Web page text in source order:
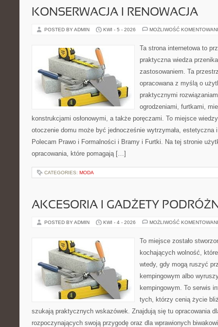
KONSERWACJA I RENOWACJA
POSTED BY ADMIN KWI - 5 - 2026 MOŻLIWOŚĆ
Ta strona internetowa to
praktyczna wiedza
zastosowaniem. Ta
opracowana z myślą o
praktycznymi
ogrodzeniami, furtkami,
konstrukcjami osłonowymi, a także poręczami. To miejsce
otoczenie domu może być jednocześnie wytrzymała, estetyczna
Polecam Prawo i Formalności i Bramy i Furtki. Na tej stronie
opracowania, które pomagają […]
CATEGORIES: MODA
AKCESORIA I GADŻETY
POSTED BY ADMIN KWI - 4 - 2026 MOŻLIWOŚĆ
To miejsce zostało
kochających wolność,
wtedy, gdy mogą ruszyć
kempingowym albo
kempingowym. To serwis
tych, którzy cenią życie
szukają praktycznych wskazówek. Znajdują się tu opracowania
rozpoczynających swoją przygodę oraz dla wprawionych